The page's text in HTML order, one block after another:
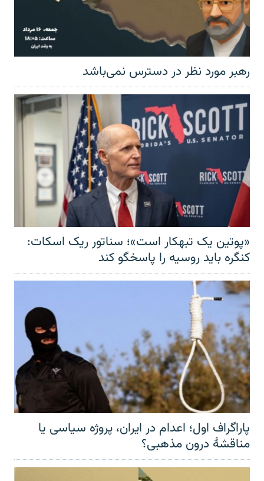
رهبر مورد نظر در دسترس نمی‌باشد
«پوتین یک تبهکار است»؛ سناتور ریک اسکات:
کنگره باید روسیه را پاسخگو کند
پاراگراف اول؛ اعدام در ایران، پروژه سیاسی یا
مناقشهٔ درون مذهبی؟